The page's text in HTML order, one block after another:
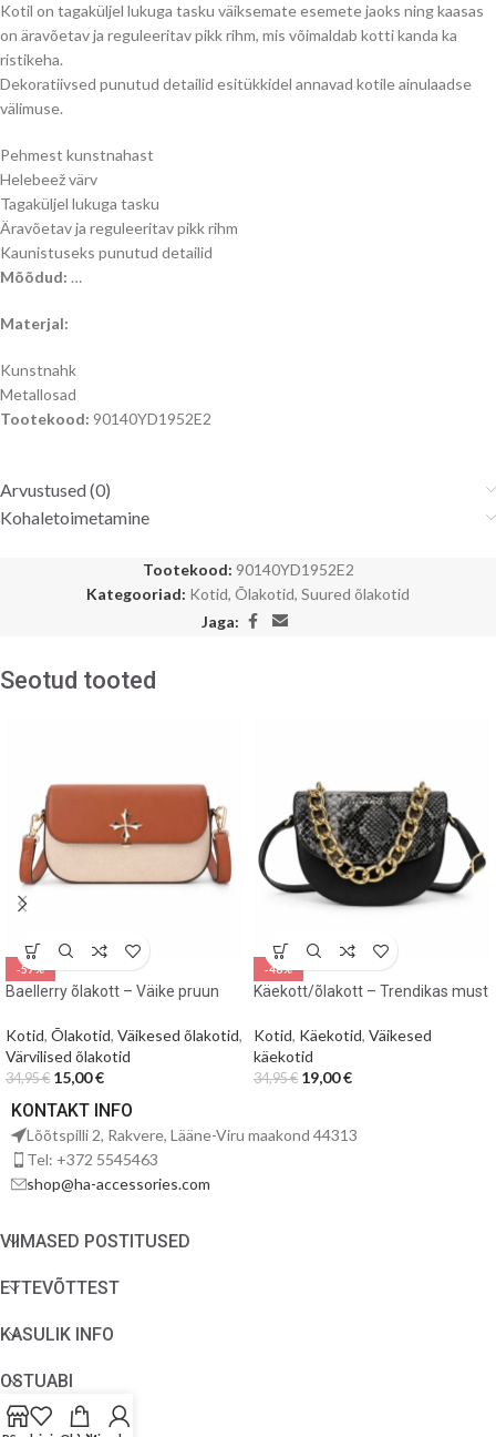
Kotil on tagaküljel lukuga tasku väiksemate esemete jaoks ning kaasas
on äravõetav ja reguleeritav pikk rihm, mis võimaldab kotti kanda ka
ristikeha.
Dekoratiivsed punutud detailid esitükkidel annavad kotile ainulaadse
välimuse.
Pehmest kunstnahast
Helebeež värv
Tagaküljel lukuga tasku
Äravõetav ja reguleeritav pikk rihm
Kaunistuseks punutud detailid
Mõõdud: …
Materjal:
Kunstnahk
Metallosad
Tootekood: 90140YD1952E2
Arvustused (0)
Kohaletoimetamine
Tootekood: 90140YD1952E2
Kategooriad: Kotid, Õlakotid, Suured õlakotid
Jaga:
Seotud tooted
-57%
Baellerry õlakott – Väike pruun
Kotid, Õlakotid, Väikesed õlakotid,
Värvilised õlakotid
34,95€ 15,00€
-46%
Käekott/õlakott – Trendikas must
Kotid, Käekotid, Väikesed
käekotid
34,95€ 19,00€
KONTAKT INFO
Lõõtspilli 2, Rakvere, Lääne-Viru maakond 44313
Tel: +372 5545463
shop@ha-accessories.com
VIIMASED POSTITUSED
ETTEVÕTTEST
KASULIK INFO
OSTUABI